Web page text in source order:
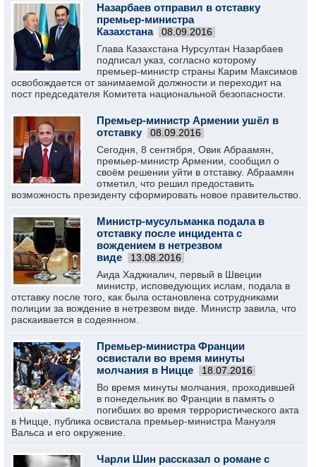
Назарбаев отправил в отставку
премьер-министра
Казахстана
08.09.2016
Глава Казахстана Нурсултан Назарбаев
подписал указ, согласно которому
премьер-министр страны Карим Максимов
освобождается от занимаемой должности и переходит на
пост председателя Комитета национальной безопасности.
Премьер-министр Армении ушёл в
отставку
08.09.2016
Сегодня, 8 сентября, Овик Абраамян,
премьер-министр Армении, сообщил о
своём решении уйти в отставку. Абраамян
отметил, что решил предоставить
возможность президенту сформировать новое правительство.
Министр-мусульманка подала в
отставку после инцидента с
вождением в нетрезвом
виде
13.08.2016
Аида Хаджиалич, первый в Швеции
министр, исповедующих ислам, подала в
отставку после того, как была остановлена сотрудниками
полиции за вождение в нетрезвом виде. Министр завила, что
раскаивается в содеянном.
Премьер-министра Франции
освистали во время минуты
молчания в Ницце
18.07.2016
Во время минуты молчания, проходившей
в понедельник во Франции в память о
погибших во время террористического акта
в Ницце, публика освистала премьер-министра Мануэля
Вальса и его окружение.
Чарли Шин рассказал о романе с